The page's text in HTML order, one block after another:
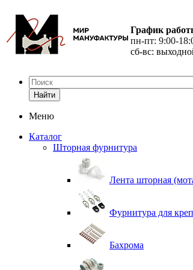
График
пн-пт: 9:00-
сб-вс:
Найти
Меню
Каталог
Шторная фурнитура
Лента шторная
Фурнитура для
Бахрома